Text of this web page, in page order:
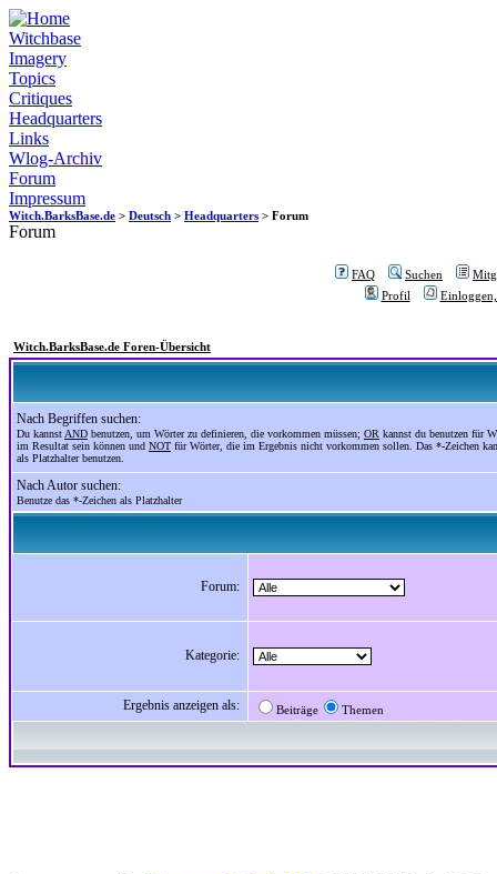
Witchbase
Imagery
Topics
Critiques
Headquarters
Links
Wlog-Archiv
Forum
Impressum
Witch.BarksBase.de > Deutsch > Headquarters > Forum
Forum
FAQ Suchen
Profil
Witch.BarksBase.de Foren-Übersicht
Nach Begriffen suchen:
Du kannst AND benutzen, um Wörter zu definieren, die vorkommen müssen; OR kannst du benutzen für
im Resultat sein können und NOT für Wörter, die im Ergebnis nicht vorkommen sollen. Das *-Zeichen
als Platzhalter benutzen.
Nach Autor suchen:
Benutze das *-Zeichen als Platzhalter
Forum:
Kategorie:
Ergebnis anzeigen als: Beiträge Themen